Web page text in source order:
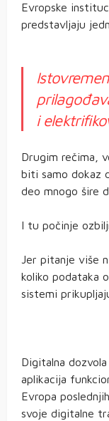
Evropske
predstavljaju
i
Drugim rečima,
biti samo dokaz
deo mnogo šire
I tu počinje
Jer pitanje više
koliko podataka
sistemi
Digitalna
aplikacija
Evropa
svoje digitalne